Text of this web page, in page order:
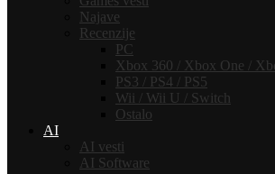
Najave
Recenzije
PC
Xbox 360 / Xbox One /
PS3 / PS4 / PS5
Wii / Wii U / Switch
Ostalo
AI
AI vesti
AI Software